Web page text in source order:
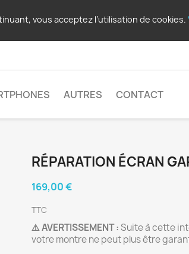
vous acceptez l’utilisation de cookies.
AUTRES CONTACT
RÉPARATION ÉCRAN
169,00 €
TTC
⚠️ AVERTISSEMENT :Suite à cette
votre montre ne peut plus être